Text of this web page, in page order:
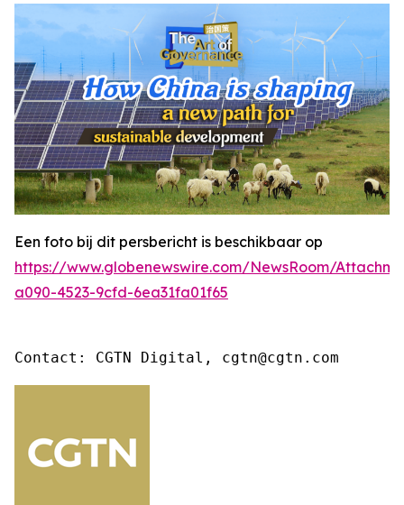
Een foto bij dit persbericht is beschikbaar op
https://www.globenewswire.com/NewsRoom/
a090-4523-9cfd-6ea31fa01f65
Contact: CGTN Digital, cgtn@cgtn.com